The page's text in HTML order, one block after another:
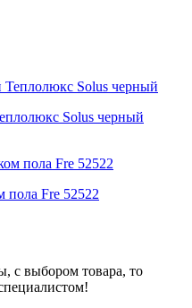
Solus черный
пола Fre 52522
с выбором товара, то